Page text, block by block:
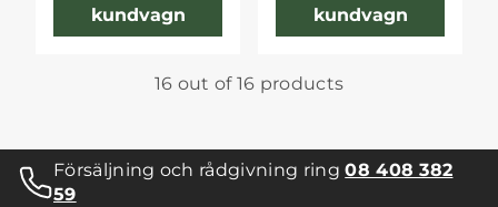
kundvagn
kundvagn
16 out of 16 products
Försäljning och rådgivning ring08 408 382
59